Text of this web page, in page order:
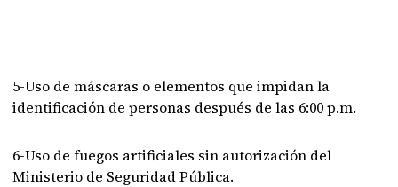
5-Uso de máscaras o elementos que impidan la
identificación de personas después de las 6:00 p.m.
6-Uso de fuegos artificiales sin autorización del
Ministerio de Seguridad Pública.